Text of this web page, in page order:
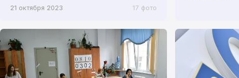
21 октября 2023 17 фото